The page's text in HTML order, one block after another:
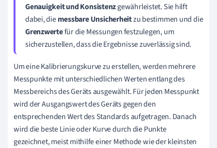
Genauigkeit und Konsistenzgewährleistet. Sie hilft
dabei, diemessbare Unsicherheitzu bestimmen und die
Grenzwertefür die Messungen festzulegen, um
sicherzustellen, dass die Ergebnisse zuverlässig sind.
Um eine Kalibrierungskurve zu erstellen, werden mehrere
Messpunkte mit unterschiedlichen Werten entlang des
Messbereichs des Geräts ausgewählt. Für jeden Messpunkt
wird der Ausgangswert des Geräts gegen den
entsprechenden Wert des Standards aufgetragen. Danach
wird die beste Linie oder Kurve durch die Punkte
gezeichnet, meist mithilfe einer Methode wie der kleinsten